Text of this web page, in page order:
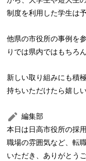
制度を利用した学生は
他県の市役所の事例を
りでは県内ではもちろ
新しい取り組みにも積
持ちいただけたら嬉しい
編集部
本日は日高市役所の採
職場の雰囲気など、転
いただき、ありがとう